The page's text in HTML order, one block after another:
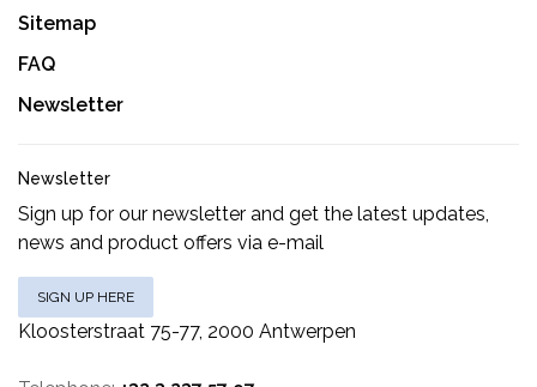
Sitemap
FAQ
Newsletter
Newsletter
Sign up for our newsletter and get the latest updates,
news and product offers via e-mail
SIGN UP HERE
Kloosterstraat 75-77, 2000 Antwerpen